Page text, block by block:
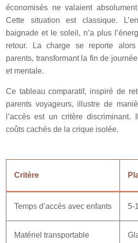
économisés ne valaient
Cette situation est classique.
baignade et le soleil, n’a plus
retour. La charge se reporte
parents, transformant la fin de
et mentale.
Ce tableau comparatif, inspiré de
parents voyageurs, illustre de
l’accès est un critère
coûts cachés de la crique isolée.
Critère
Temps d’accès avec enfants 5-
Matériel transportable